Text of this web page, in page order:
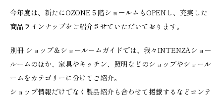
今年度は、新たにOZONE５階ショールムもOPENし、充実した
商品ラインナップをご紹介させていただいております。
別冊 ショップ＆ショールームガイドでは、我々INTENZAショー
ルームのほか、家具やキッチン、照明などのショップやショール
ームをカテゴリーに分けてご紹介。
ショップ情報だけでなく製品紹介も合わせて掲載するなどコンテ